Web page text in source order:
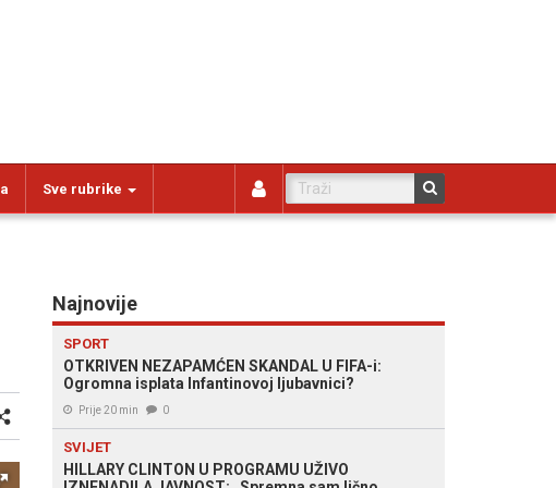
Sve rubrike
Najnovije
SPORT
OTKRIVEN NEZAPAMĆEN SKANDAL U FIFA-i:
Ogromna isplata Infantino­voj ljubavnici?
Prije 20 min 0
SVIJET
HILLARY CLINTON U PROGRAMU UŽIVO